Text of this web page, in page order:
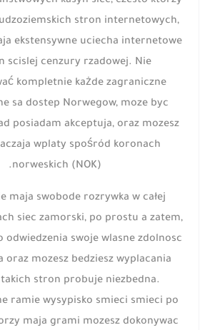
stron internetowych,
ekstensywne uciecha internetowe
scislej cenzury rzadowej. Nie
kompletnie każde zagraniczne
sa dostep Norwegow, moze byc
posiadam akceptuja, oraz mozesz
wplaty spośród koronach
norweskich (NOK).
maja swobode rozrywka w całej
siec zamorski, po prostu a zatem,
odwiedzenia swoje wlasne zdolnosc
oraz mozesz bedziesz wyplacania
stron probuje niezbedna.
ramie wysypisko smieci smieci po
maja grami mozesz dokonywac